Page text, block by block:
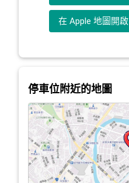
在 Apple 地圖開啟
停車位附近的地圖